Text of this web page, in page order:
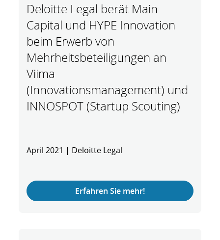
Deloitte Legal berät Main
Capital und HYPE Innovation
beim Erwerb von
Mehrheitsbeteiligungen an
Viima
(Innovationsmanagement) und
INNOSPOT (Startup Scouting)
April 2021 | Deloitte Legal
Erfahren Sie mehr!